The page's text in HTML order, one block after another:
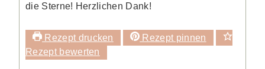
die Sterne! Herzlichen Dank!
Rezept drucken
Rezept pinnen
Rezept bewerten